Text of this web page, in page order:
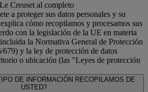
Creuset al completo
a proteger sus datos personales y su
cómo recopilamos y procesamos sus
con la legislación de la UE en materia
la Normativa General de Protección
y la ley de protección de datos
o ubicación (las "Leyes de protección
DE INFORMACIÓN RECOPILAMOS DE
USTED?